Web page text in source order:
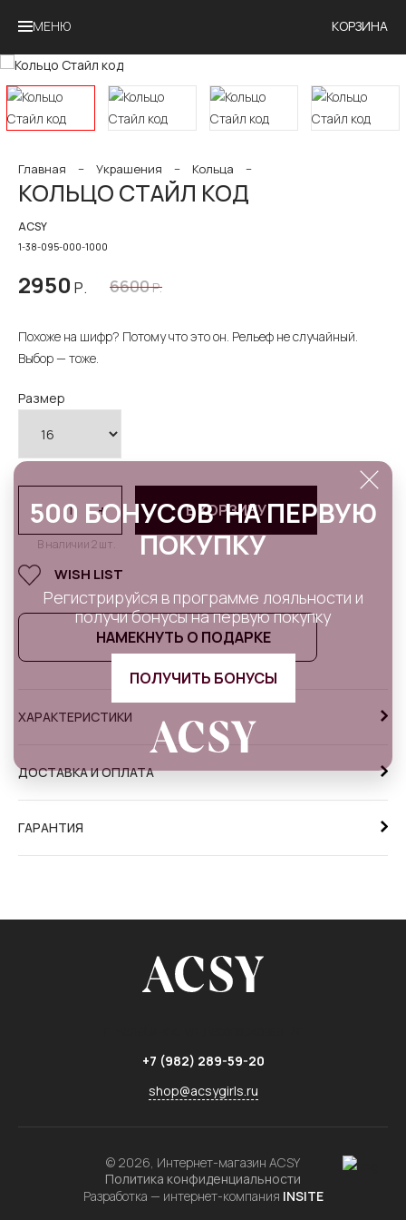
МЕНЮ КОРЗИНА
Главная − Украшения − Кольца −
КОЛЬЦО СТАЙЛ КОД
ACSY
1-38-095-000-1000
2950 Р. 6600Р.
Похоже на шифр? Потому что это он. Рельеф не случайный.
Выбор — тоже.
Размер
- +
В наличии 2 шт.
В КОРЗИНУ
WISH LIST
НАМЕКНУТЬ О ПОДАРКЕ
ХАРАКТЕРИСТИКИ
ДОСТАВКА И ОПЛАТА
ГАРАНТИЯ
+7 (982) 289-59-20
shop@acsygirls.ru
© 2026, Интернет-магазин ACSY
Политика конфиденциальности
Разработка — интернет-компания INSITE
500 БОНУСОВ НА ПЕРВУЮ
ПОКУПКУ
Регистрируйся в программе лояльности и
получи бонусы на первую покупку
ПОЛУЧИТЬ БОНУСЫ